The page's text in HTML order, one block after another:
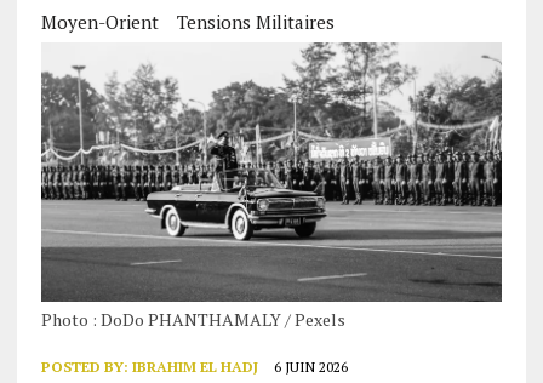
Moyen-Orient
Tensions Militaires
Photo : DoDo PHANTHAMALY / Pexels
POSTED BY: IBRAHIM EL HADJ 6 JUIN 2026